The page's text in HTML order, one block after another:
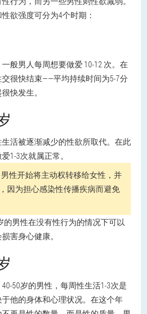
欲强度可分为4个时期：
般男人每周想要做爱 10-12 次。在
很快结束——平均持续时间为5-7分
快发生。
活被逐渐减少的性欲所取代。在此
1-3次就属正常。
性开始将主动权转移给女性，并
因为担心感染性传播疾病而避免
的男性在没有性行为的情况下可以
害身心健康。
50岁的男性，每周性生活1-3次是
他的身体和心理状况。在这个年